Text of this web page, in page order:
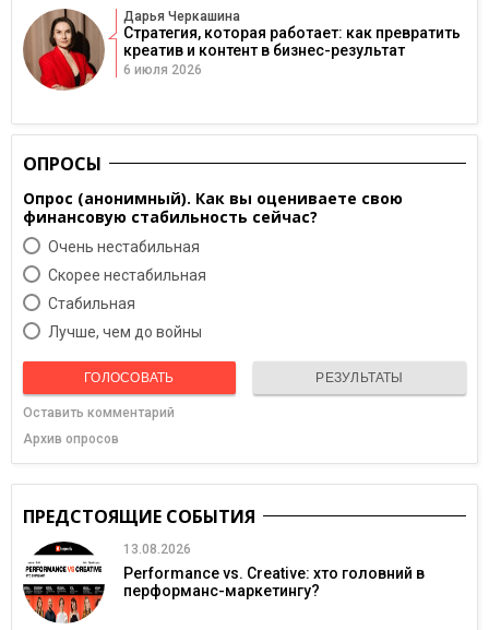
Дарья Черкашина
Стратегия, которая работает: как превратить
креатив и контент в бизнес-результат
6 июля 2026
ОПРОСЫ
Опрос (анонимный). Как вы оцениваете свою
финансовую стабильность сейчас?
Очень нестабильная
Скорее нестабильная
Cтабильная
Лучше, чем до войны
ГОЛОСОВАТЬ РЕЗУЛЬТАТЫ
Оставить комментарий
Архив опросов
ПРЕДСТОЯЩИЕ СОБЫТИЯ
13.08.2026
Performance vs. Creative: хто головний в
перформанс-маркетингу?